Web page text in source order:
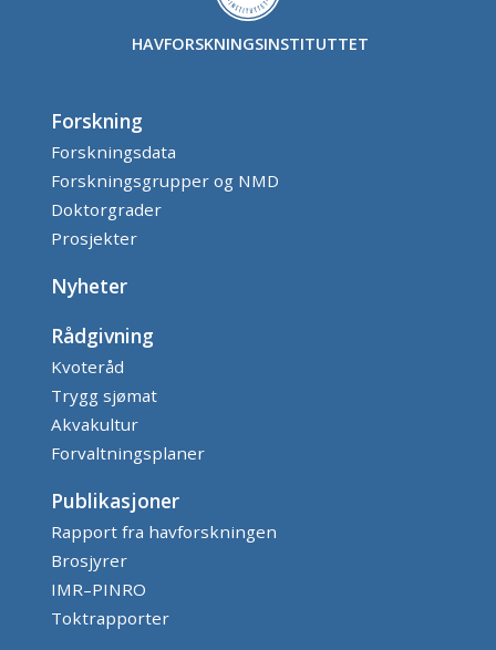
HAVFORSKNINGSINSTITUTTET
Forskning
Forskningsdata
Forskningsgrupper og NMD
Doktorgrader
Prosjekter
Nyheter
Rådgivning
Kvoteråd
Trygg sjømat
Akvakultur
Forvaltningsplaner
Publikasjoner
Rapport fra havforskningen
Brosjyrer
IMR–PINRO
Toktrapporter